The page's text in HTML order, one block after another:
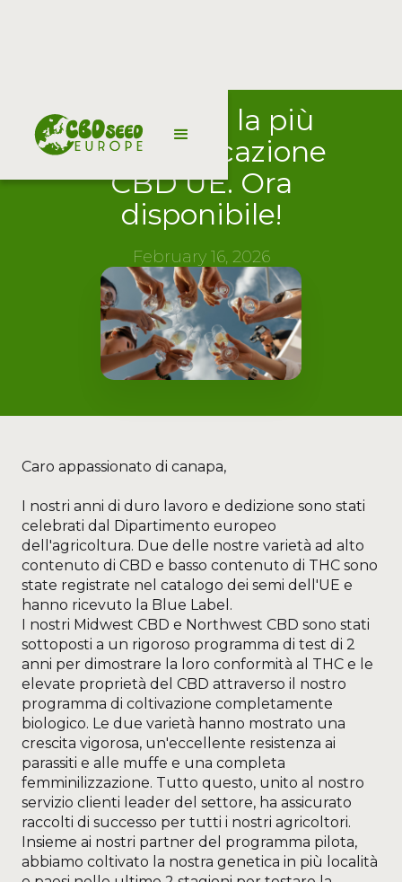
Seme con la più
alta certificazione
CBD UE. Ora
disponibile!
February 16, 2026
Caro appassionato di canapa,
I nostri anni di duro lavoro e dedizione sono stati
celebrati dal Dipartimento europeo
dell'agricoltura. Due delle nostre varietà ad alto
contenuto di CBD e basso contenuto di THC sono
state registrate nel catalogo dei semi dell'UE e
hanno ricevuto la Blue Label.
I nostri Midwest CBD e Northwest CBD sono stati
sottoposti a un rigoroso programma di test di 2
anni per dimostrare la loro conformità al THC e le
elevate proprietà del CBD attraverso il nostro
programma di coltivazione completamente
biologico. Le due varietà hanno mostrato una
crescita vigorosa, un'eccellente resistenza ai
parassiti e alle muffe e una completa
femminilizzazione. Tutto questo, unito al nostro
servizio clienti leader del settore, ha assicurato
raccolti di successo per tutti i nostri agricoltori.
Insieme ai nostri partner del programma pilota,
abbiamo coltivato la nostra genetica in più località